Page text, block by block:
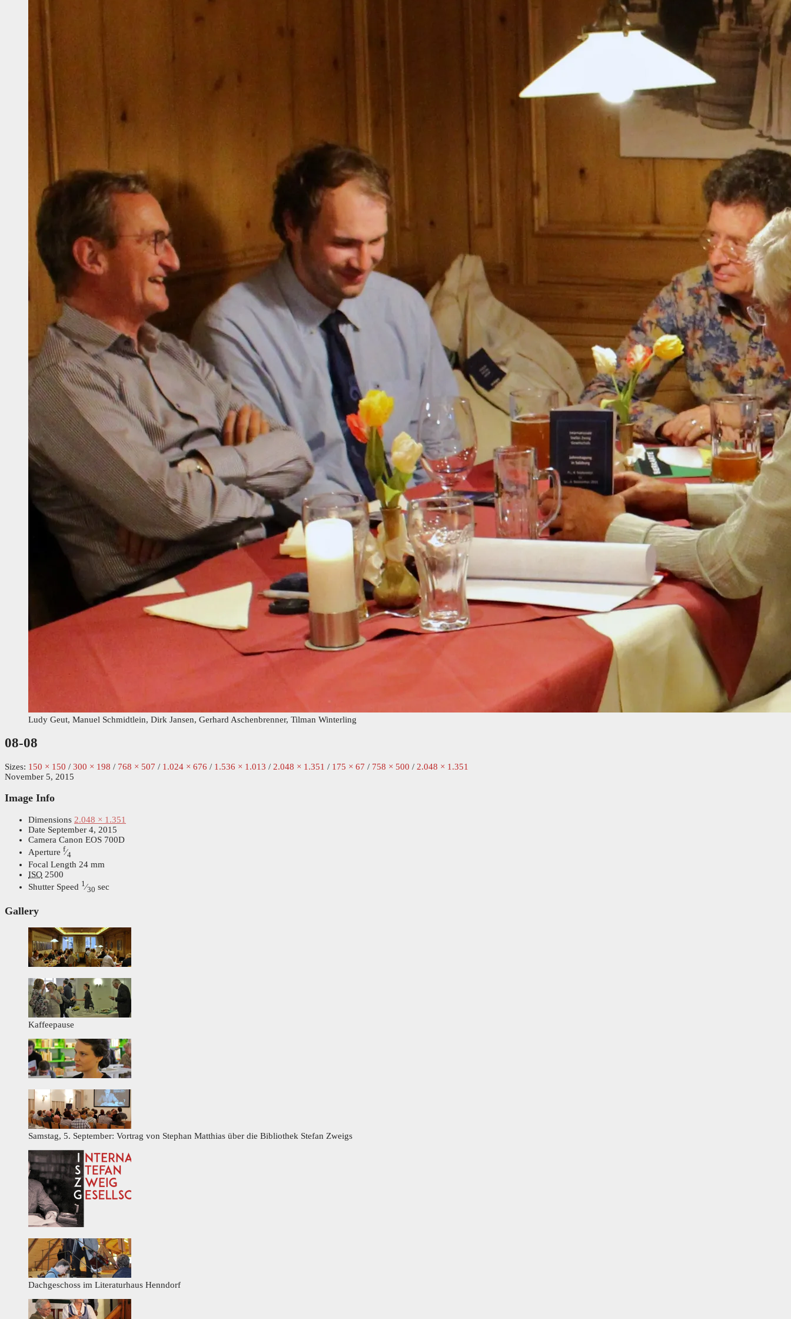
Ludy Geut, Manuel Schmidtlein, Dirk Jansen, Gerhard Aschenbrenner, Tilman Winterling
08-08
Sizes: 150 × 150 / 300 × 198 / 768 × 507 / 1.024 × 676 / 1.536 × 1.013 / 2.048 × 1.351 / 175 × 67 / 758 × 500 / 2.048 × 1.351
November 5, 2015
Image Info
Dimensions 2.048 × 1.351
Date September 4, 2015
Camera Canon EOS 700D
Aperture f⁄4
Focal Length 24 mm
ISO 2500
Shutter Speed 1⁄30 sec
Gallery
Kaffeepause
Samstag, 5. September: Vortrag von Stephan Matthias über die Bibliothek Stefan Zweigs
Dachgeschoss im Literaturhaus Henndorf